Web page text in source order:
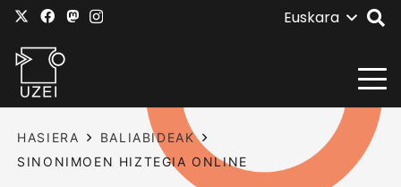
Euskara
HASIERA
BALIABIDEAK
SINONIMOEN HIZTEGIA ONLINE